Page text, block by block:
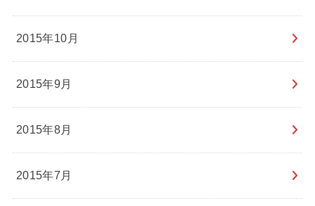
2015年10月
2015年9月
2015年8月
2015年7月